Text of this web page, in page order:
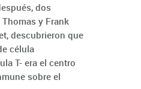
dos
y Frank
descubrieron que
célula
T- era el centro
sobre el